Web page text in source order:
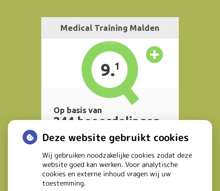
Deze website gebruikt cookies
Wij gebruiken noodzakelijke cookies zodat deze
website goed kan werken. Voor analytische
cookies en externe inhoud vragen wij uw
toestemming.